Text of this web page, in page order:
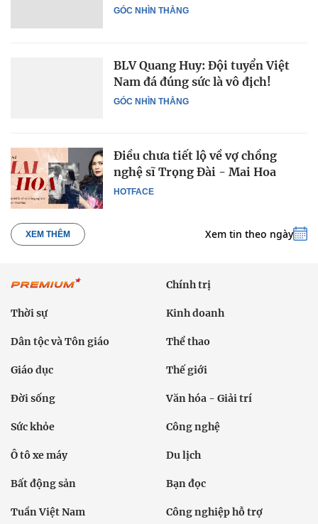
GÓC NHÌN THẲNG
GÓC NHÌN THẲNG
BLV Quang Huy: Đội tuyển Việt
Nam đá đúng sức là vô địch!
HOTFACE
Điều chưa tiết lộ về vợ chồng
nghệ sĩ Trọng Đài - Mai Hoa
XEM THÊM Xem tin theo ngày
Chính trị
Thời sự Kinh doanh
Dân tộc và Tôn giáo Thể thao
Giáo dục Thế giới
Đời sống Văn hóa - Giải trí
Sức khỏe Công nghệ
Ô tô xe máy Du lịch
Bất động sản Bạn đọc
Tuần Việt Nam Công nghiệp hỗ trợ